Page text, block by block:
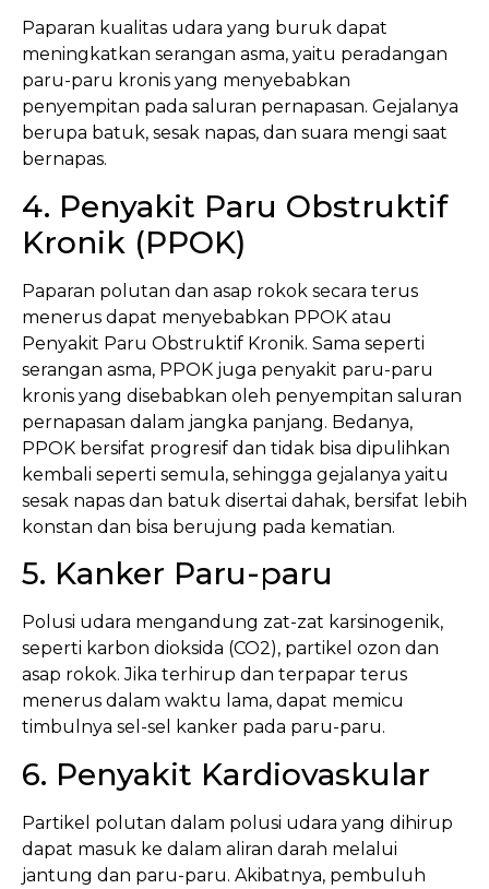
Paparan kualitas udara yang buruk dapat
meningkatkan serangan asma, yaitu peradangan
paru-paru kronis yang menyebabkan
penyempitan pada saluran pernapasan. Gejalanya
berupa batuk, sesak napas, dan suara mengi saat
bernapas.
4. Penyakit Paru Obstruktif
Kronik (PPOK)
Paparan polutan dan asap rokok secara terus
menerus dapat menyebabkan PPOK atau
Penyakit Paru Obstruktif Kronik. Sama seperti
serangan asma, PPOK juga penyakit paru-paru
kronis yang disebabkan oleh penyempitan saluran
pernapasan dalam jangka panjang. Bedanya,
PPOK bersifat progresif dan tidak bisa dipulihkan
kembali seperti semula, sehingga gejalanya yaitu
sesak napas dan batuk disertai dahak, bersifat lebih
konstan dan bisa berujung pada kematian.
5. Kanker Paru-paru
Polusi udara mengandung zat-zat karsinogenik,
seperti karbon dioksida (CO2), partikel ozon dan
asap rokok. Jika terhirup dan terpapar terus
menerus dalam waktu lama, dapat memicu
timbulnya sel-sel kanker pada paru-paru.
6. Penyakit Kardiovaskular
Partikel polutan dalam polusi udara yang dihirup
dapat masuk ke dalam aliran darah melalui
jantung dan paru-paru. Akibatnya, pembuluh